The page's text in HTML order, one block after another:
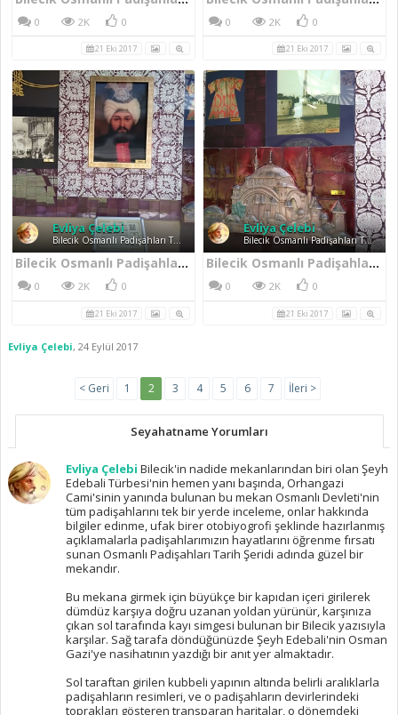
0 2K 0
21 Eki 2017
0 2K 0
21 Eki 2017
Evliya Çelebi
Bilecik Osmanlı Padişahları Tarih Şeridi
Bilecik Osmanlı Padişahları Tarih Şeridi III. Osman
0 2K 0
21 Eki 2017
Evliya Çelebi
Bilecik Osmanlı Padişahları Tarih Şeridi
Bilecik Osmanlı Padişahları Tarih Şeridi Duvar Sanat Eserleri
0 2K 0
21 Eki 2017
Evliya Çelebi, 24 Eylül 2017
< Geri 1 2 3 4 5 6 7 İleri >
Seyahatname Yorumları
Evliya Çelebi Bilecik'in nadide mekanlarından biri olan Şeyh
Edebali Türbesi'nin hemen yanı başında, Orhangazi
Cami'sinin yanında bulunan bu mekan Osmanlı Devleti'nin
tüm padişahlarını tek bir yerde inceleme, onlar hakkında
bilgiler edinme, ufak birer otobiyogrofi şeklinde hazırlanmış
açıklamalarla padişahlarımızın hayatlarını öğrenme fırsatı
sunan Osmanlı Padişahları Tarih Şeridi adında güzel bir
mekandır.
Bu mekana girmek için büyükçe bir kapıdan içeri girilerek
dümdüz karşıya doğru uzanan yoldan yürünür, karşınıza
çıkan sol tarafında kayı simgesi bulunan bir Bilecik yazısıyla
karşılar. Sağ tarafa döndüğünüzde Şeyh Edebali'nin Osman
Gazi'ye nasihatının yazdığı bir anıt yer almaktadır.
Sol taraftan girilen kubbeli yapının altında belirli aralıklarla
padişahların resimleri, ve o padişahların devirlerindeki
toprakları gösteren transparan haritalar, o dönemdeki